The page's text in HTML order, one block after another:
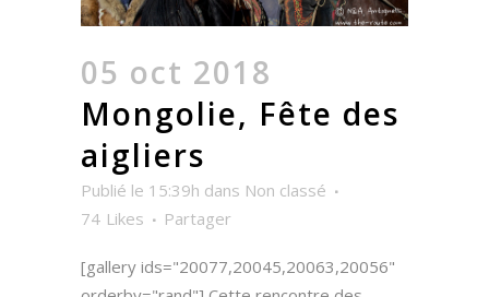
05 oct 2018
Mongolie, Fête des
aigliers
Publié le 15:39h dans Non classé
74 Likes Partager
[gallery ids="20077,20045,20063,20056"